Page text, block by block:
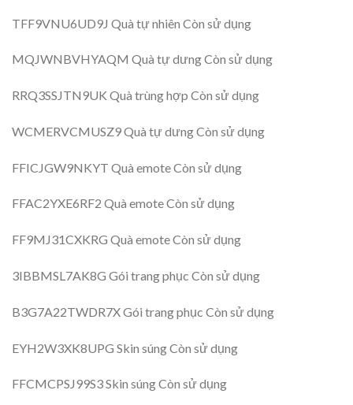
TFF9VNU6UD9J Quà tự nhiên Còn sử dụng
MQJWNBVHYAQM Quà tự dưng Còn sử dụng
RRQ3SSJTN9UK Quà trùng hợp Còn sử dụng
WCMERVCMUSZ9 Quà tự dưng Còn sử dụng
FFICJGW9NKYT Quà emote Còn sử dụng
FFAC2YXE6RF2 Quà emote Còn sử dụng
FF9MJ31CXKRG Quà emote Còn sử dụng
3IBBMSL7AK8G Gói trang phục Còn sử dụng
B3G7A22TWDR7X Gói trang phục Còn sử dụng
EYH2W3XK8UPG Skin súng Còn sử dụng
FFCMCPSJ99S3 Skin súng Còn sử dụng